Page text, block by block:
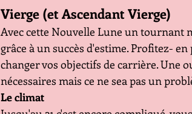
Vierge (et Ascendant Vierge)
Avec cette Nouvelle Lune un tournant
grâce à un succès d'estime. Profitez-
changer vos objectifs de carrière. Une
nécessaires mais ce ne sea pas un
Le climat